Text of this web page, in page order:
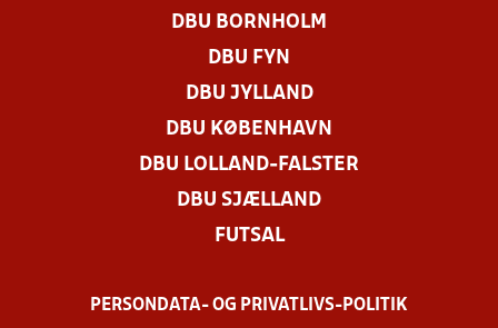
DBU BORNHOLM
DBU FYN
DBU JYLLAND
DBU KØBENHAVN
DBU LOLLAND-FALSTER
DBU SJÆLLAND
FUTSAL
PERSONDATA- OG PRIVATLIVS-POLITIK